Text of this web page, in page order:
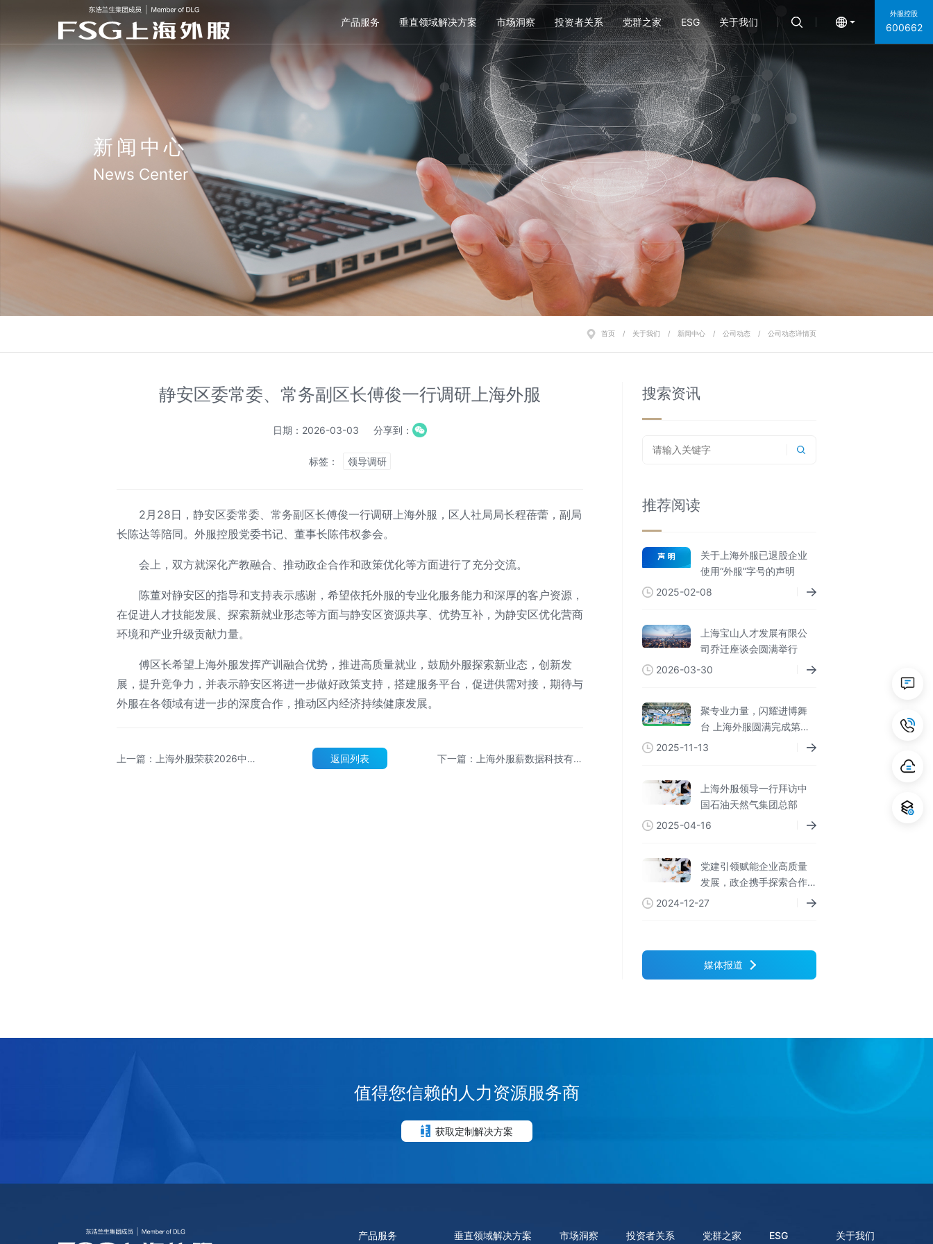
产品服务 垂直领域解决方案 市场洞察 投资者关系 党群之家 ESG 关于我们
外服控股
600662
新闻中心
News Center
首页 / 关于我们 / 新闻中心 / 公司动态 / 公司动态详情页
静安区委常委、常务副区长傅俊一行调研上海外服
日期：2026-03-03 分享到：
标签： 领导调研
2月28日，静安区委常委、常务副区长傅俊一行调研上海外服，区人社局局长程蓓蕾，副局
长陈达等陪同。外服控股党委书记、董事长陈伟权参会。
会上，双方就深化产教融合、推动政企合作和政策优化等方面进行了充分交流。
陈董对静安区的指导和支持表示感谢，希望依托外服的专业化服务能力和深厚的客户资源，
在促进人才技能发展、探索新就业形态等方面与静安区资源共享、优势互补，为静安区优化营商
环境和产业升级贡献力量。
傅区长希望上海外服发挥产训融合优势，推进高质量就业，鼓励外服探索新业态，创新发
展，提升竞争力，并表示静安区将进一步做好政策支持，搭建服务平台，促进供需对接，期待与
外服在各领域有进一步的深度合作，推动区内经济持续健康发展。
上一篇：上海外服荣获2026中国
返回列表
下一篇：上海外服薪数据科技有限
搜索资讯
推荐阅读
关于上海外服已退股企业
使用“外服”字号的声明
2025-02-08
上海宝山人才发展有限公
司乔迁座谈会圆满举行
2026-03-30
聚专业力量，闪耀进博舞
台 上海外服圆满完成第八
届进博会参展和服务保障
2025-11-13
上海外服领导一行拜访中
国石油天然气集团总部
2025-04-16
党建引领赋能企业高质量
发展，政企携手探索合作
有效路径 ——中共济南市
2024-12-27
媒体报道
值得您信赖的人力资源服务商
获取定制解决方案
产品服务 垂直领域解决方案 市场洞察 投资者关系 党群之家 ESG 关于我们